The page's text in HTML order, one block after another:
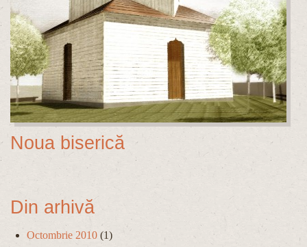
Noua biserică
Din arhivă
Octombrie 2010 (1)